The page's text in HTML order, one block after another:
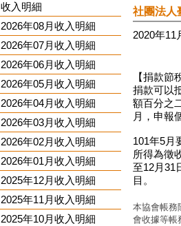
收入明細
2026年08月收入明細
2026年07月收入明細
2026年06月收入明細
2026年05月收入明細
2026年04月收入明細
2026年03月收入明細
2026年02月收入明細
2026年01月收入明細
2025年12月收入明細
2025年11月收入明細
2025年10月收入明細
社團法人
2020年11
【捐款節
捐款可以
額百分之
月，申報
101年5月
所得為徵
至12月31
目。
本協會帳務
會收據等帳